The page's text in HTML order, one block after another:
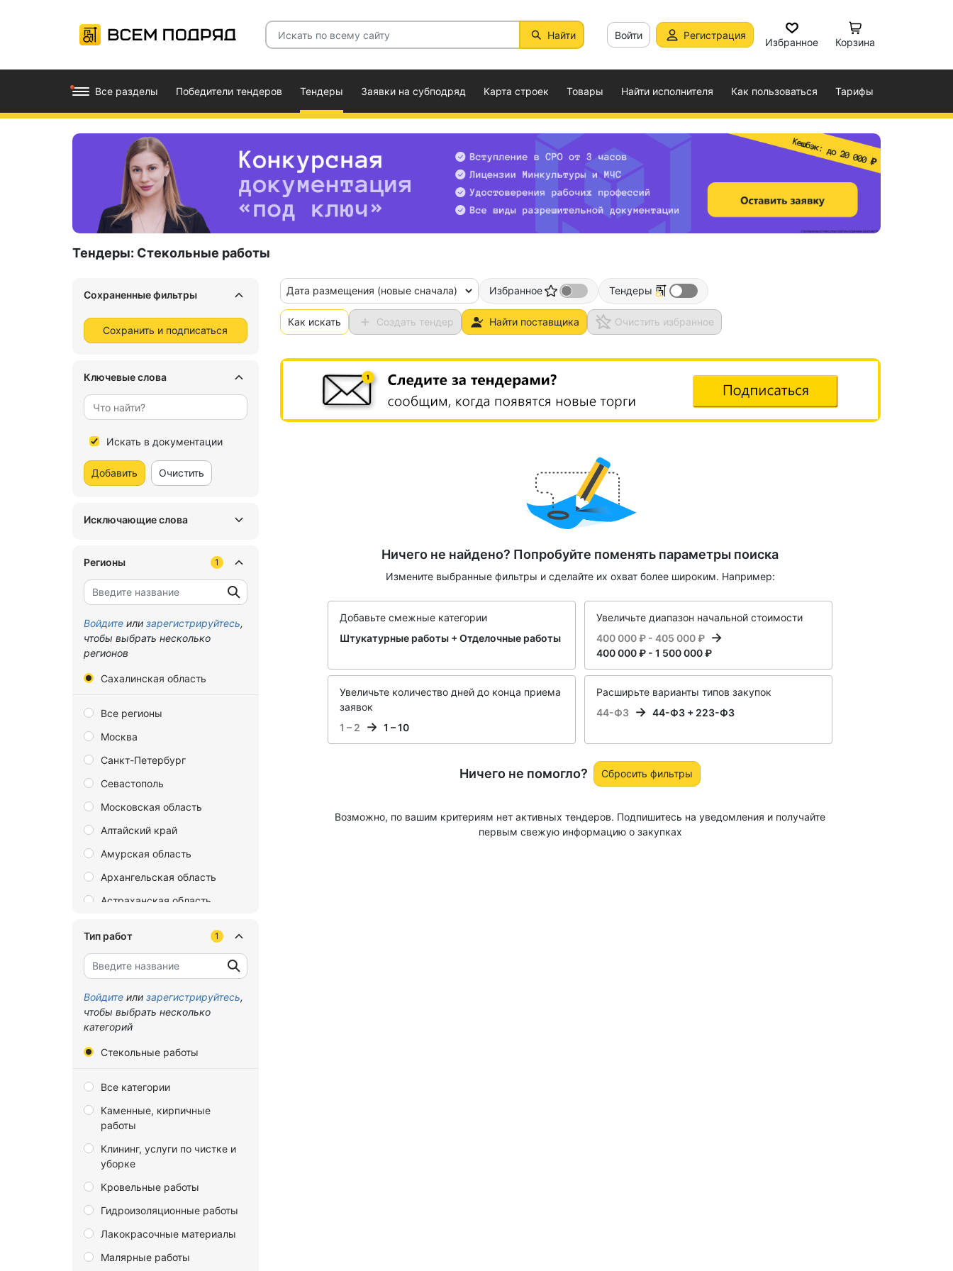
Найти Войти Регистрация
Избранное Корзина
Все разделы Победители тендеров Тендеры Заявки на субподряд Карта строек Товары Найти исполнителя Как пользоваться Тарифы
Тендеры: Стекольные работы
Сохраненные фильтры
Сохранить и подписаться
Ключевые слова
Искать в документации
Добавить Очистить
Исключающие слова
Регионы 1
Войдите или зарегистрируйтесь,
чтобы выбрать несколько
регионов
Сахалинская область
Все регионы
Москва
Санкт-Петербург
Севастополь
Московская область
Алтайский край
Амурская область
Архангельская область
Астраханская область
Брянская область
Владимирская область
Волгоградская область
Донецкая Народная
Еврейская автономная
Забайкальский край
Запорожская область
Ивановская область
Иркутская область
Калининградская область
Тип работ 1
Войдите или зарегистрируйтесь,
чтобы выбрать несколько
категорий
Стекольные работы
Все категории
Каменные, кирпичные
работы
Клининг, услуги по чистке и
уборке
Кровельные работы
Гидроизоляционные работы
Лакокрасочные материалы
Малярные работы
Дата размещения (новые сначала) Избранное Тендеры
Как искать Создать тендер Найти поставщика Очистить избранное
Ничего не найдено? Попробуйте поменять параметры поиска
Измените выбранные фильтры и сделайте их охват более широким. Например:
Добавьте смежные категории
Штукатурные работы + Отделочные работы
Увеличьте диапазон начальной стоимости
400 000 ₽ - 405 000 ₽
400 000 ₽ - 1 500 000 ₽
Увеличьте количество дней до конца приема
заявок
1 – 2
1 – 10
Расширьте варианты типов закупок
44-ФЗ
44-ФЗ + 223-ФЗ
Ничего не помогло? Сбросить фильтры
Возможно, по вашим критериям нет активных тендеров. Подпишитесь на уведомления и получайте
первым свежую информацию о закупках